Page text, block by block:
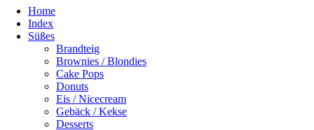
Home
Index
Süßes
Brandteig
Brownies / Blondies
Cake Pops
Donuts
Eis / Nicecream
Gebäck / Kekse
Desserts